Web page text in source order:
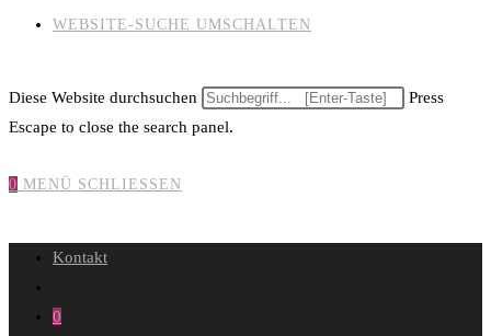
WEBSITE-SUCHE UMSCHALTEN
Diese Website durchsuchen
Press
Escape to close the search panel.
0 MENÜ SCHLIESSEN
Kontakt
0